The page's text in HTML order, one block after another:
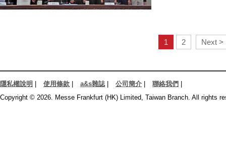
1 2 Next >
隱私權說明 使用條款 a&s雜誌| 公司簡介 聯絡我們
Copyright © 2026. Messe Frankfurt (HK) Limited, Taiwan Branch. All rights